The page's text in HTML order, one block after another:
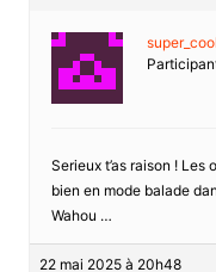
Serieux t’as raison ! Les
bien en mode balade
Wahou …
22 mai 2025 à 20h48